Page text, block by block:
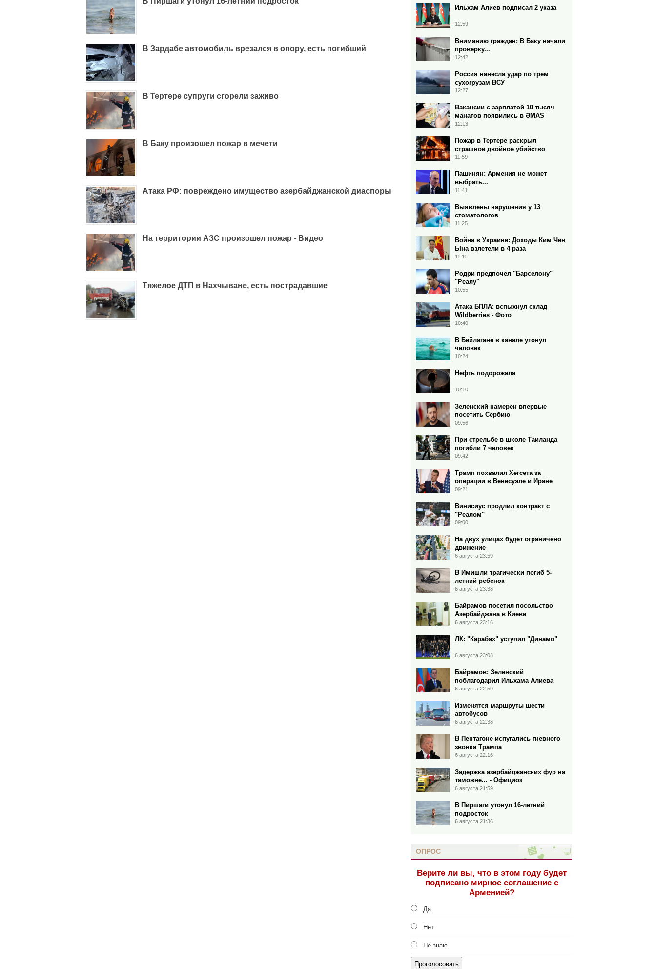
В Зардабе автомобиль врезался в опору, есть погибший
В Тертере супруги сгорели заживо
В Баку произошел пожар в мечети
Атака РФ: повреждено имущество азербайджанской диаспоры
На территории АЗС произошел пожар - Видео
Тяжелое ДТП в Нахчыване, есть пострадавшие
Ильхам Алиев подписал 2 указа
12:59
Вниманию граждан: В Баку начали
проверку...
12:42
Россия нанесла удар по трем
сухогрузам ВСУ
12:27
Вакансии с зарплатой 10 тысяч
манатов появились в ƏMAS
12:13
Пожар в Тертере раскрыл
страшное двойное убийство
11:59
Пашинян: Армения не может
выбрать...
11:41
Выявлены нарушения у 13
стоматологов
11:25
Война в Украине: Доходы Ким Чен
Ына взлетели в 4 раза
11:11
Родри предпочел "Барселону"
"Реалу"
10:55
Атака БПЛА: вспыхнул склад
Wildberries - Фото
10:40
В Бейлагане в канале утонул
человек
10:24
Нефть подорожала
10:10
Зеленский намерен впервые
посетить Сербию
09:56
При стрельбе в школе Таиланда
погибли 7 человек
09:42
Трамп похвалил Хегсета за
операции в Венесуэле и Иране
09:21
Винисиус продлил контракт с
"Реалом"
09:00
На двух улицах будет ограничено
движение
6 августа 23:59
В Имишли трагически погиб 5-
летний ребенок
6 августа 23:38
Байрамов посетил посольство
Азербайджана в Киеве
6 августа 23:16
ЛК: "Карабах" уступил "Динамо"
6 августа 23:08
Байрамов: Зеленский
поблагодарил Ильхама Алиева
6 августа 22:59
Изменятся маршруты шести
автобусов
6 августа 22:38
В Пентагоне испугались гневного
звонка Трампа
6 августа 22:16
Задержка азербайджанских фур на
таможне... - Официоз
6 августа 21:59
В Пиршаги утонул 16-летний
подросток
6 августа 21:36
ОПРОС
Верите ли вы, что в этом году будет
подписано мирное соглашение с
Арменией?
Да
Нет
Не знаю